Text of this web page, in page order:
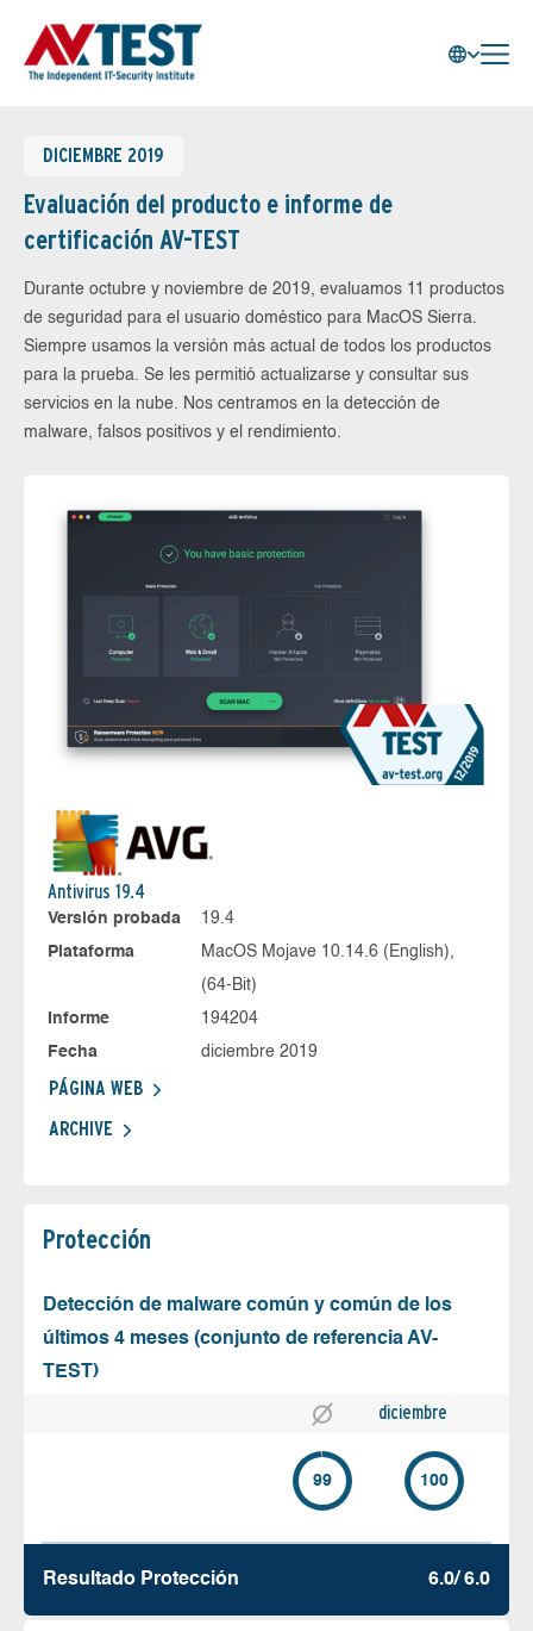
DICIEMBRE 2019
Evaluación del producto e informe de
certificación AV-TEST
Durante octubre y noviembre de 2019, evaluamos 11 productos
de seguridad para el usuario doméstico para MacOS Sierra.
Siempre usamos la versión más actual de todos los productos
para la prueba. Se les permitió actualizarse y consultar sus
servicios en la nube. Nos centramos en la detección de
malware, falsos positivos y el rendimiento.
Antivirus 19.4
Versión probada
19.4
Plataforma
MacOS Mojave 10.14.6 (English),
(64-Bit)
Informe
194204
Fecha
diciembre 2019
PÁGINA WEB
ARCHIVE
Protección
Detección de malware común y común de los
últimos 4 meses (conjunto de referencia AV-
TEST)
diciembre
99 100
Resultado Protección 6.0/ 6.0